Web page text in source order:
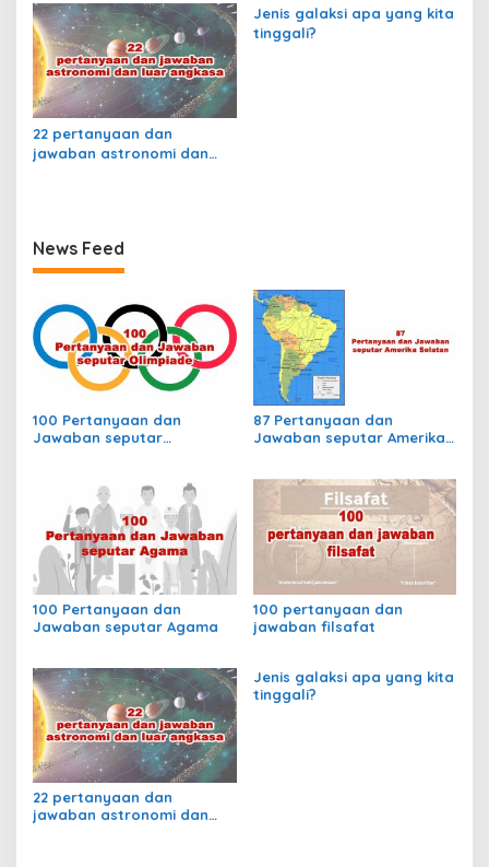
22 pertanyaan dan
jawaban astronomi dan
Jenis galaksi apa yang kita
tinggali?
News Feed
100 Pertanyaan dan
Jawaban seputar
87 Pertanyaan dan
Jawaban seputar Amerika
100 Pertanyaan dan
Jawaban seputar Agama
100 pertanyaan dan
jawaban filsafat
22 pertanyaan dan
jawaban astronomi dan
Jenis galaksi apa yang kita
tinggali?